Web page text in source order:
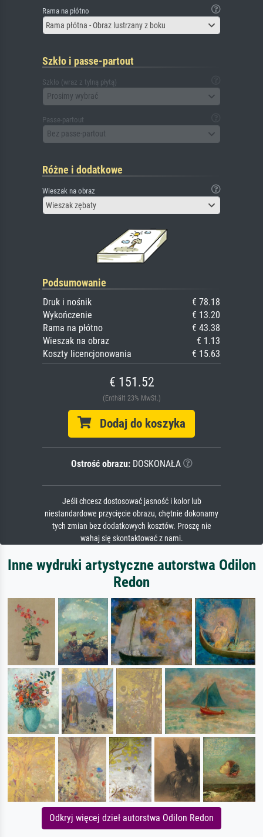
Rama na płótno
Rama płótna - Obraz lustrzany z boku
Szkło i passe-partout
Szkło (wraz z tylną płytą)
Prosimy wybrać
Passe-partout
Bez passe-partout
Różne i dodatkowe
Wieszak na obraz
Wieszak zębaty
Podsumowanie
Druk i nośnik
€ 78.18
Wykończenie
€ 13.20
Rama na płótno
€ 43.38
Wieszak na obraz
€ 1.13
Koszty licencjonowania
€ 15.63
€ 151.52
(Enthält 23% MwSt.)
Dodaj do koszyka
Ostrość obrazu:DOSKONAŁA
Jeśli chcesz dostosować jasność i kolor lub
niestandardowe przycięcie obrazu, chętnie dokonamy
tych zmian bez dodatkowych kosztów. Proszę nie
wahaj się skontaktować z nami.
Inne wydruki artystyczne autorstwa Odilon
Redon
Odkryj więcej dzieł autorstwa Odilon Redon